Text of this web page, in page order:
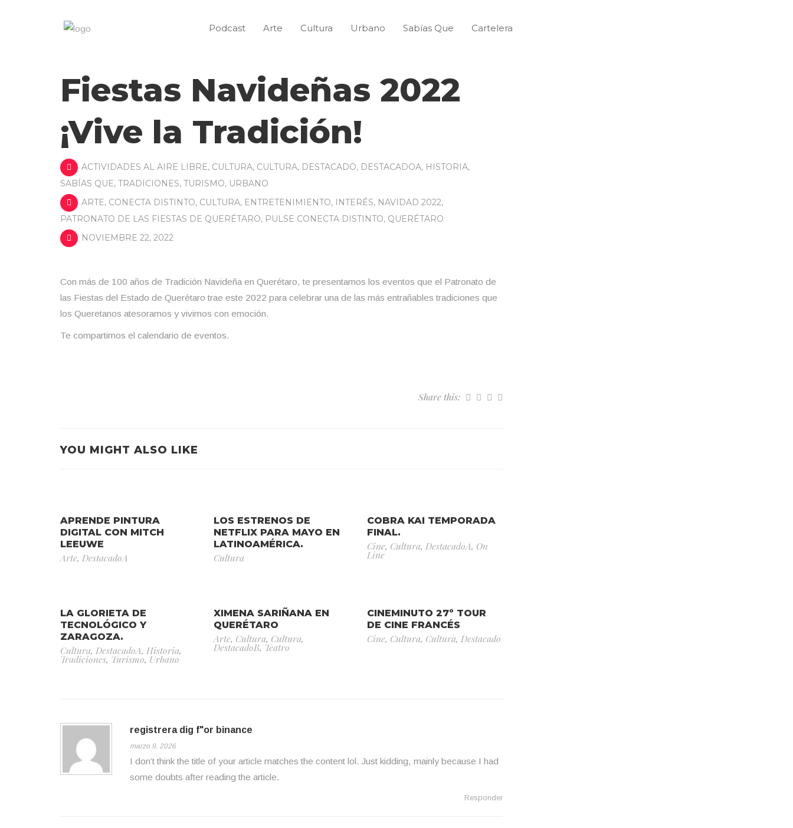
Podcast Arte Cultura Urbano Sabías Que Cartelera
Fiestas Navideñas 2022
¡Vive la Tradición!
ACTIVIDADES AL AIRE LIBRE, CULTURA, CULTURA, DESTACADO, DESTACADOA, HISTORIA,
SABÍAS QUE, TRADICIONES, TURISMO, URBANO
ARTE, CONECTA DISTINTO, CULTURA, ENTRETENIMIENTO, INTERÉS, NAVIDAD 2022,
PATRONATO DE LAS FIESTAS DE QUERÉTARO, PULSE CONECTA DISTINTO, QUERÉTARO
NOVIEMBRE 22, 2022
Con más de 100 años de Tradición Navideña en Querétaro, te presentamos los eventos que el Patronato de
las Fiestas del Estado de Querétaro trae este 2022 para celebrar una de las más entrañables tradiciones que
los Queretanos atesoramos y vivimos con emoción.
Te compartimos el calendario de eventos.
Share this:
YOU MIGHT ALSO LIKE
APRENDE PINTURA
DIGITAL CON MITCH
LEEUWE
Arte, DestacadoA
LOS ESTRENOS DE
NETFLIX PARA MAYO EN
LATINOAMÉRICA.
Cultura
COBRA KAI TEMPORADA
FINAL.
Cine, Cultura, DestacadoA, On
Line
LA GLORIETA DE
TECNOLÓGICO Y
ZARAGOZA.
Cultura, DestacadoA, Historia,
Tradiciones, Turismo, Urbano
XIMENA SARIÑANA EN
QUERÉTARO
Arte, Cultura, Cultura,
DestacadoB, Teatro
CINEMINUTO 27º TOUR
DE CINE FRANCÉS
Cine, Cultura, Cultura, Destacado
registrera dig f"or binance
marzo 9, 2026
I don’t think the title of your article matches the content lol. Just kidding, mainly because I had
some doubts after reading the article.
Responder